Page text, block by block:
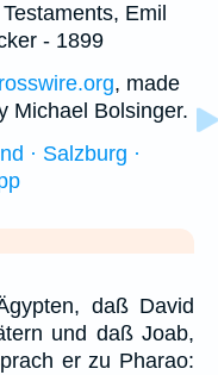
Emil
- 1899
, made
Michael Bolsinger.
· Salzburg ·
daß David
und daß Joab,
er zu Pharao: